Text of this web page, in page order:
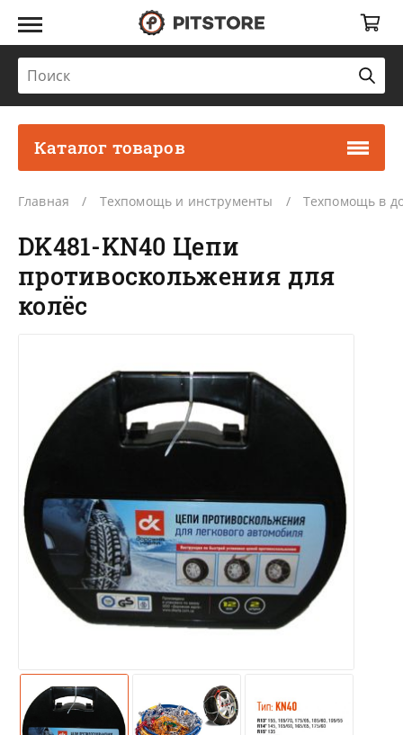
Каталог товаров
Главная Техпомощь и инструменты Техпомощь в
DK481-KN40 Цепи
противоскольжения для
колёс